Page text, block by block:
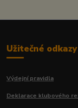
Užitečné odkazy
Výdejní pravidla
Deklarace klubového